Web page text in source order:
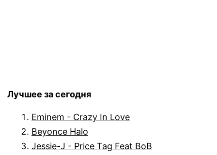
Лучшее за сегодня
Eminem - Crazy In Love
Beyonce Halo
Jessie-J - Price Tag Feat BoB